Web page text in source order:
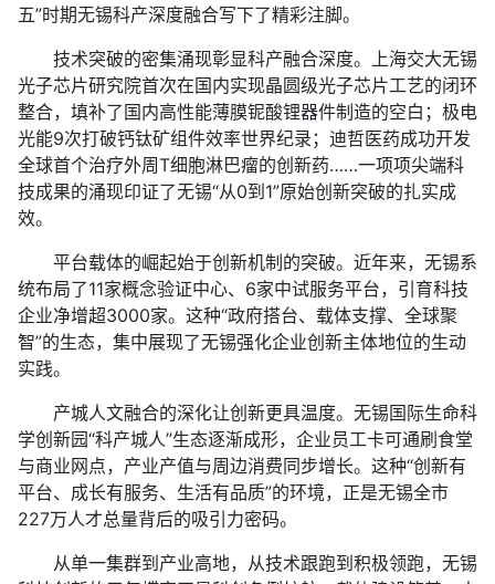
五”时期无锡科产深度融合写下了精彩注脚。
技术突破的密集涌现彰显科产融合深度。上海交大无锡
光子芯片研究院首次在国内实现晶圆级光子芯片工艺的闭环
整合，填补了国内高性能薄膜铌酸锂器件制造的空白；极电
光能9次打破钙钛矿组件效率世界纪录；迪哲医药成功开发
全球首个治疗外周T细胞淋巴瘤的创新药……一项项尖端科
技成果的涌现印证了无锡“从0到1”原始创新突破的扎实成
效。
平台载体的崛起始于创新机制的突破。近年来，无锡系
统布局了11家概念验证中心、6家中试服务平台，引育科技
企业净增超3000家。这种“政府搭台、载体支撑、全球聚
智”的生态，集中展现了无锡强化企业创新主体地位的生动
实践。
产城人文融合的深化让创新更具温度。无锡国际生命科
学创新园“科产城人”生态逐渐成形，企业员工卡可通刷食堂
与商业网点，产业产值与周边消费同步增长。这种“创新有
平台、成长有服务、生活有品质”的环境，正是无锡全市
227万人才总量背后的吸引力密码。
从单一集群到产业高地，从技术跟跑到积极领跑，无锡